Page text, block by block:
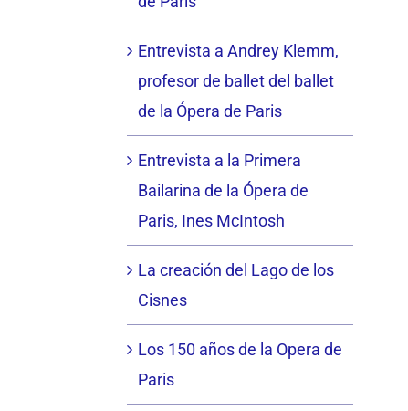
Entrevista a Andrey Klemm,
profesor de ballet del ballet
de la Ópera de Paris
Entrevista a la Primera
Bailarina de la Ópera de
Paris, Ines McIntosh
La creación del Lago de los
Cisnes
Los 150 años de la Opera de
Paris